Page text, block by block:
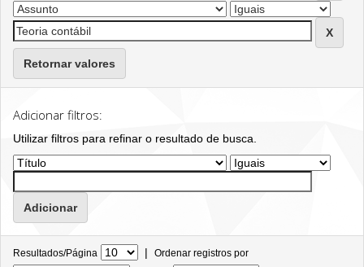
Retornar valores
Adicionar filtros:
Utilizar filtros para refinar o resultado de busca.
Resultados/Página | Ordenar registros por